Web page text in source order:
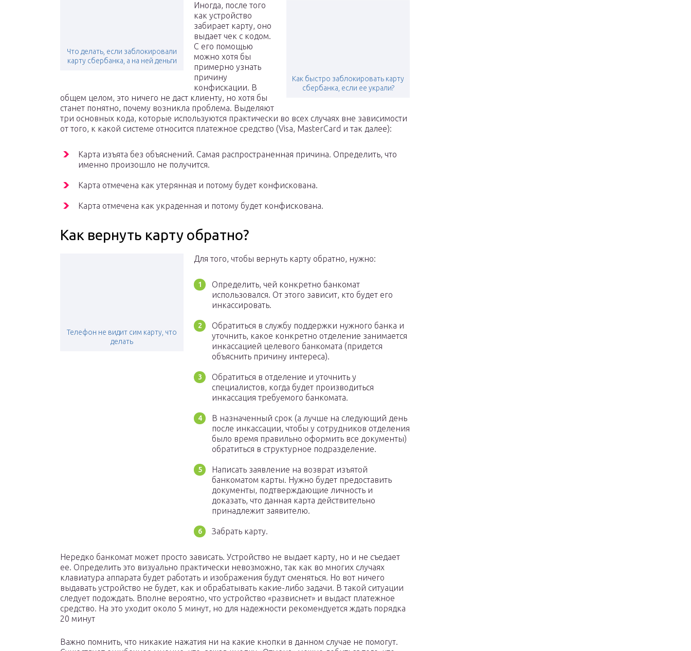
Что делать, если заблокировали
карту сбербанка, а на ней деньги
Как быстро заблокировать карту
сбербанка, если ее украли?
Иногда, после того
как устройство
забирает карту, оно
выдает чек с кодом.
С его помощью
можно хотя бы
примерно узнать
причину
конфискации. В
общем целом, это ничего не даст клиенту, но хотя бы
станет понятно, почему возникла проблема. Выделяют
три основных кода, которые используются практически во всех случаях вне зависимости
от того, к какой системе относится платежное средство (Visa, MasterCard и так далее):
Карта изъята без объяснений. Самая распространенная причина. Определить, что
именно произошло не получится.
Карта отмечена как утерянная и потому будет конфискована.
Карта отмечена как украденная и потому будет конфискована.
Как вернуть карту обратно?
Телефон не видит сим карту, что
делать
Для того, чтобы вернуть карту обратно, нужно:
Определить, чей конкретно банкомат
использовался. От этого зависит, кто будет его
инкассировать.
Обратиться в службу поддержки нужного банка и
уточнить, какое конкретно отделение занимается
инкассацией целевого банкомата (придется
объяснить причину интереса).
Обратиться в отделение и уточнить у
специалистов, когда будет производиться
инкассация требуемого банкомата.
В назначенный срок (а лучше на следующий день
после инкассации, чтобы у сотрудников отделения
было время правильно оформить все документы)
обратиться в структурное подразделение.
Написать заявление на возврат изъятой
банкоматом карты. Нужно будет предоставить
документы, подтверждающие личность и
доказать, что данная карта действительно
принадлежит заявителю.
Забрать карту.
Нередко банкомат может просто зависать. Устройство не выдает карту, но и не съедает
ее. Определить это визуально практически невозможно, так как во многих случаях
клавиатура аппарата будет работать и изображения будут сменяться. Но вот ничего
выдавать устройство не будет, как и обрабатывать какие-либо задачи. В такой ситуации
следует подождать. Вполне вероятно, что устройство «развиснет» и выдаст платежное
средство. На это уходит около 5 минут, но для надежности рекомендуется ждать порядка
20 минут
Важно помнить, что никакие нажатия ни на какие кнопки в данном случае не помогут.